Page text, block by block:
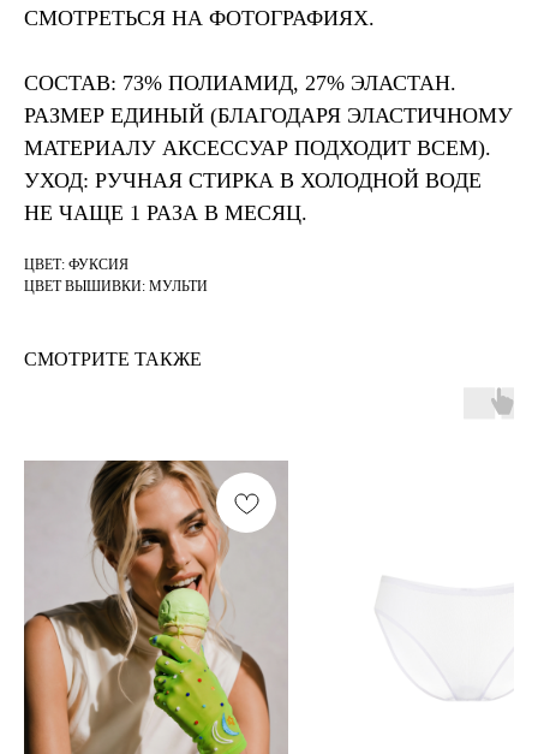
СМОТРЕТЬСЯ НА ФОТОГРАФИЯХ.
СОСТАВ: 73% ПОЛИАМИД, 27% ЭЛАСТАН.
РАЗМЕР ЕДИНЫЙ (БЛАГОДАРЯ ЭЛАСТИЧНОМУ
МАТЕРИАЛУ АКСЕССУАР ПОДХОДИТ ВСЕМ).
УХОД: РУЧНАЯ СТИРКА В ХОЛОДНОЙ ВОДЕ
НЕ ЧАЩЕ 1 РАЗА В МЕСЯЦ.
ЦВЕТ: ФУКСИЯ
ЦВЕТ ВЫШИВКИ: МУЛЬТИ
СМОТРИТЕ ТАКЖЕ